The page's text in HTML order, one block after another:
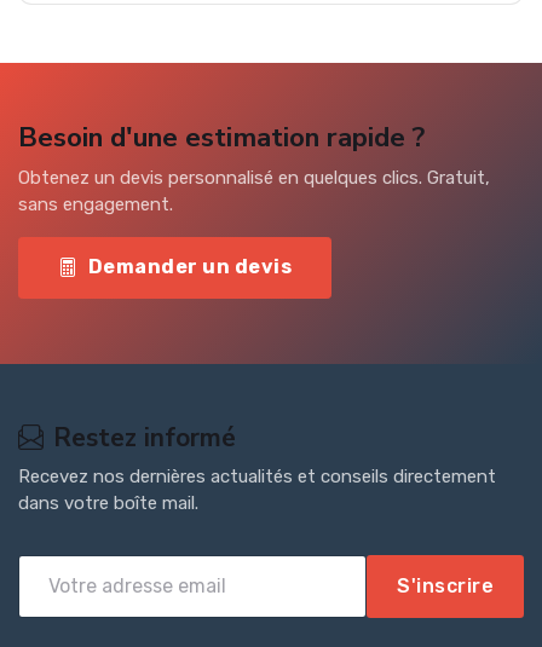
Besoin d'une estimation rapide ?
Obtenez un devis personnalisé en quelques clics. Gratuit,
sans engagement.
Demander un devis
Restez informé
Recevez nos dernières actualités et conseils directement
dans votre boîte mail.
S'inscrire